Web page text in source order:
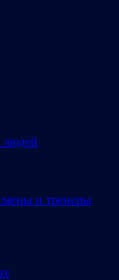
людей
и тренеры